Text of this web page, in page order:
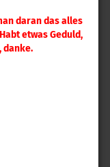
daran das alles
etwas Geduld,
danke.